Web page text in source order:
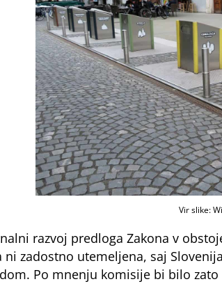
Vir slike:
razvoj predloga Zakona v
ni zadostno utemeljena, saj
Po mnenju komisije bi bilo